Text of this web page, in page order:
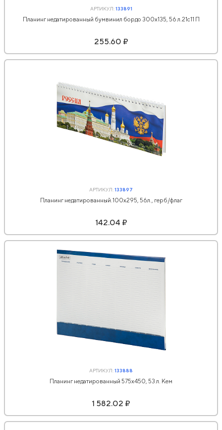
АРТИКУЛ:133891
Планинг недатированный бумвинил бордо 300х135, 56 л.21с11 П
255.60 ₽
АРТИКУЛ:133897
Планинг недатированный.100x295, 56л., герб/флаг
142.04 ₽
АРТИКУЛ:133888
Планинг недатированный 575х450, 53 л. Кем
1 582.02 ₽